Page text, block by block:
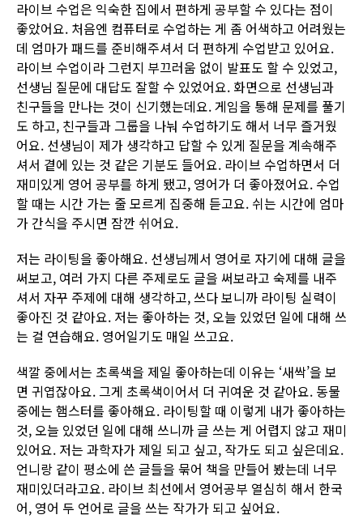
라이브 수업은 익숙한 집에서 편하게 공부할 수 있다는 점이
좋았어요. 처음엔 컴퓨터로 수업하는 게 좀 어색하고 어려웠는
데 엄마가 패드를 준비해주셔서 더 편하게 수업받고 있어요.
라이브 수업이라 그런지 부끄러움 없이 발표도 할 수 있었고,
선생님 질문에 대답도 잘할 수 있었어요. 화면으로 선생님과
친구들을 만나는 것이 신기했는데요. 게임을 통해 문제를 풀기
도 하고, 친구들과 그룹을 나눠 수업하기도 해서 너무 즐거웠
어요. 선생님이 제가 생각하고 답할 수 있게 질문을 계속해주
셔서 곁에 있는 것 같은 기분도 들어요. 라이브 수업하면서 더
재미있게 영어 공부를 하게 됐고, 영어가 더 좋아졌어요. 수업
할 때는 시간 가는 줄 모르게 집중해 듣고요. 쉬는 시간에 엄마
가 간식을 주시면 잠깐 쉬어요.
저는 라이팅을 좋아해요. 선생님께서 영어로 자기에 대해 글을
써보고, 여러 가지 다른 주제로도 글을 써보라고 숙제를 내주
셔서 자꾸 주제에 대해 생각하고, 쓰다 보니까 라이팅 실력이
좋아진 것 같아요. 저는 좋아하는 것, 오늘 있었던 일에 대해 쓰
는 걸 연습해요. 영어일기도 매일 쓰고요.
색깔 중에서는 초록색을 제일 좋아하는데 이유는 ‘새싹’을 보
면 귀엽잖아요. 그게 초록색이어서 더 귀여운 것 같아요. 동물
중에는 햄스터를 좋아해요. 라이팅할 때 이렇게 내가 좋아하는
것, 오늘 있었던 일에 대해 쓰니까 글 쓰는 게 어렵지 않고 재미
있어요. 저는 과학자가 제일 되고 싶고, 작가도 되고 싶은데요.
언니랑 같이 평소에 쓴 글들을 묶어 책을 만들어 봤는데 너무
재미있더라고요. 라이브 최선에서 영어공부 열심히 해서 한국
어, 영어 두 언어로 글을 쓰는 작가가 되고 싶어요.